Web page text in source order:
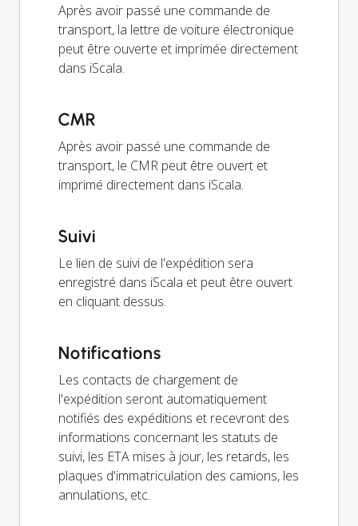
Après avoir passé une commande de
transport, la lettre de voiture électronique
peut être ouverte et imprimée directement
dans iScala.
CMR
Après avoir passé une commande de
transport, le CMR peut être ouvert et
imprimé directement dans iScala.
Suivi
Le lien de suivi de l'expédition sera
enregistré dans iScala et peut être ouvert
en cliquant dessus.
Notifications
Les contacts de chargement de
l'expédition seront automatiquement
notifiés des expéditions et recevront des
informations concernant les statuts de
suivi, les ETA mises à jour, les retards, les
plaques d'immatriculation des camions, les
annulations, etc.